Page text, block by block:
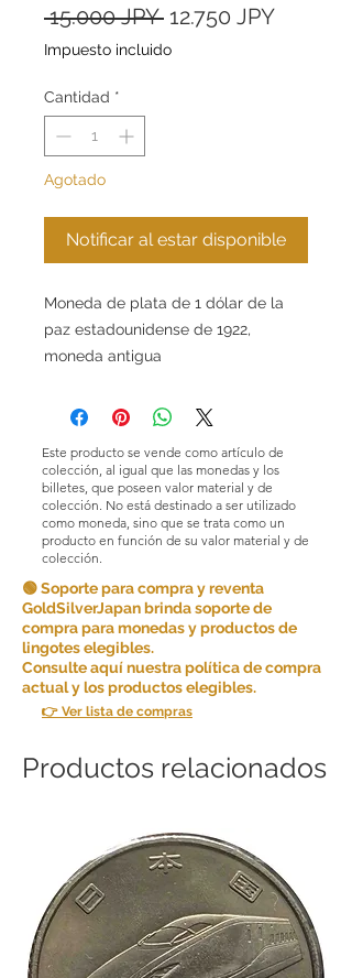
15.000 JPY Precio
12.750 JPYPrecio
Impuesto incluido
Cantidad *
Agotado
Notificar al estar disponible
Moneda de plata de 1 dólar de la
paz estadounidense de 1922,
moneda antigua
Este producto se vende como artículo de
colección, al igual que las monedas y los
billetes, que poseen valor material y de
colección. No está destinado a ser utilizado
como moneda, sino que se trata como un
producto en función de su valor material y de
colección.
🟢 Soporte para compra y reventa
GoldSilverJapan brinda soporte de
compra para monedas y productos de
lingotes elegibles.
Consulte aquí nuestra política de compra
actual y los productos elegibles.
👉 Ver lista de compras
Productos relacionados